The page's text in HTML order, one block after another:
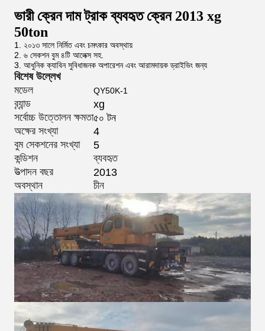
ভারী ক্রেন দাম ট্রাক ব্যবহৃত ক্রেন 2013 xg
50ton
1. ২০১৩ সালে নির্মিত এবং চমৎকার অবস্থায়
2. ৬ সেকশন বুম ৪টি আলেক্স সহ.
3. আধুনিক ক্যাবিন সুবিধাজনক অপারেশন এবং আরামদায়ক ড্রাইভিং জন্য
বিশেষ উল্লেখ
মডেল
QY50K-1
ব্র্যান্ড
xg
সর্বোচ্চ উত্তোলন ক্ষমতা৫০ টন
অক্ষের সংখ্যা
4
বুম সেকশনের সংখ্যা
5
কন্ডিশন
ব্যবহৃত
উত্পাদন বছর
2013
অবস্থান
চীন